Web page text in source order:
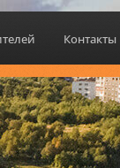
Контакты